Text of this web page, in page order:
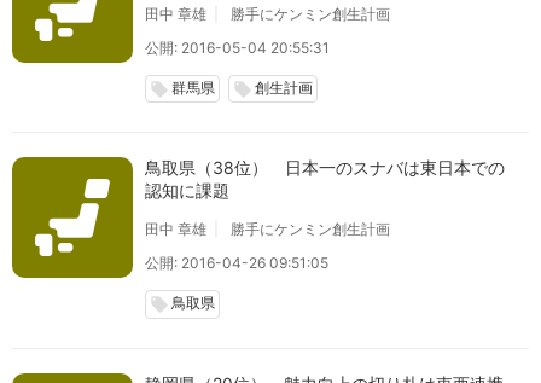
田中 章雄
勝手にケンミン創生計画
公開: 2016-05-04 20:55:31
local_offer 群馬県 local_offer 創生計画
鳥取県（38位） 日本一のスナバは東日本での
認知に課題
田中 章雄
勝手にケンミン創生計画
公開: 2016-04-26 09:51:05
local_offer 鳥取県